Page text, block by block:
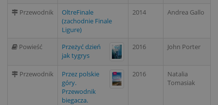
Przewodnik
OltreFinale
(zachodnie Finale
Ligure)
2014 Andrea Gallo
Powieść
Przeżyć dzień
jak tygrys
2016 John Porter
Przewodnik
Przez polskie
góry.
Przewodnik
biegacza.
2016
Natalia
Tomasiak